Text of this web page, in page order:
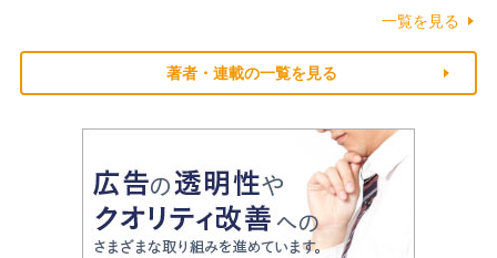
一覧を見る
著者・連載の一覧を見る